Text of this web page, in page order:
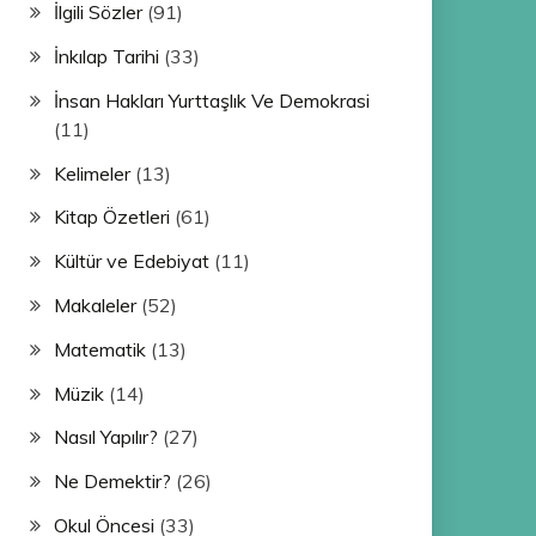
İlgili Sözler(91)
İnkılap Tarihi (33)
İnsan Hakları Yurttaşlık Ve Demokrasi
(11)
Kelimeler(13)
Kitap Özetleri (61)
Kültür ve Edebiyat(11)
Makaleler(52)
Matematik(13)
Müzik(14)
Nasıl Yapılır? (27)
Ne Demektir? (26)
Okul Öncesi (33)